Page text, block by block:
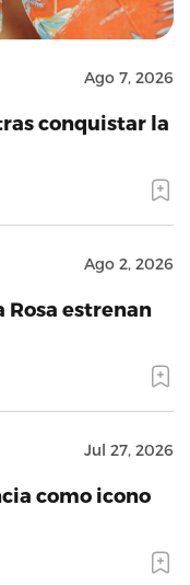
Ago 7, 2026
conquistar la
Ago 2, 2026
Rosa estrenan
Jul 27, 2026
como icono